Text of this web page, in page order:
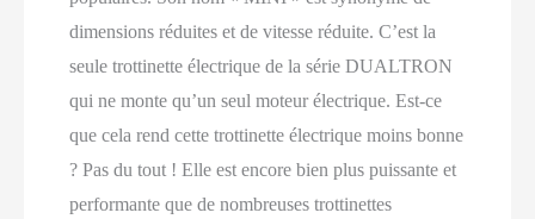
dimensions réduites et de vitesse réduite. C’est la
seule trottinette électrique de la série DUALTRON
qui ne monte qu’un seul moteur électrique. Est-ce
que cela rend cette trottinette électrique moins bonne
? Pas du tout ! Elle est encore bien plus puissante et
performante que de nombreuses trottinettes